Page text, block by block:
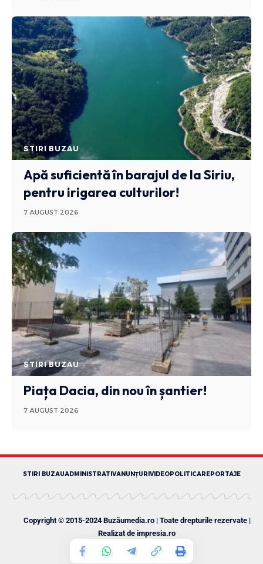
STIRI BUZAU
Apă suficientă în barajul de la Siriu,
pentru irigarea culturilor!
7 AUGUST 2026
STIRI BUZAU
Piața Dacia, din nou în șantier!
7 AUGUST 2026
STIRI BUZAUADMINISTRATIVANUNȚURIVIDEOPOLITICAREPORTAJE
Copyright © 2015-2024 Buzăumedia.ro | Toate drepturile rezervate |
Realizat de impresia.ro